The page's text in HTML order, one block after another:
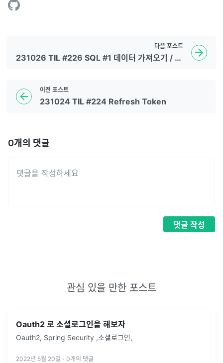
이전 포스트
231024 TIL #224 Refresh Token
다음 포스트
231026 TIL #226 SQL #1 데이터 가져오기 / SELECT문
0개의 댓글
댓글 작성
관심 있을 만한 포스트
Oauth2 로 소셜로그인을 해보자
Oauth2, Spring Security ,소셜로그인,
2022년 5월 20일 · 0개의 댓글